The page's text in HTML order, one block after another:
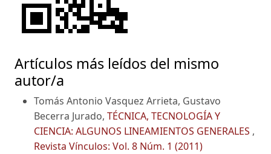
Artículos más leídos del mismo
autor/a
Tomás Antonio Vasquez Arrieta, Gustavo
Becerra Jurado, TÉCNICA, TECNOLOGÍA Y
CIENCIA: ALGUNOS LINEAMIENTOS GENERALES ,
Revista Vínculos: Vol. 8 Núm. 1 (2011)